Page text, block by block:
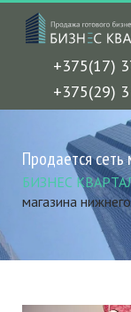
+375(17)
+375(29)
Продается сеть
БИЗНЕС
магазина